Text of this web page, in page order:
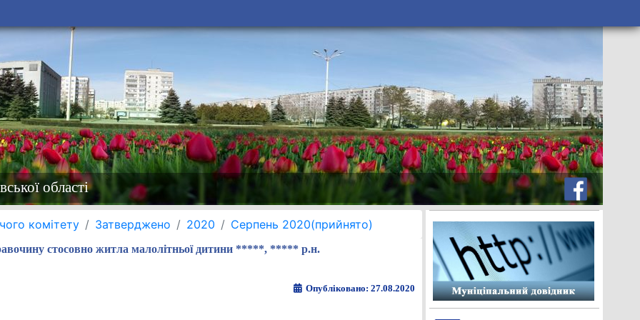
області
комітету Затверджено 2020 Серпень 2020(прийнято)
стосовно житла малолітньої дитини *****, ***** р.н.
Опубліковано: 27.08.2020